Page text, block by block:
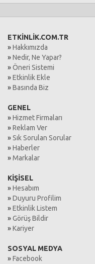
ETKİNLİK.COM.TR
»Hakkımızda
»Nedir, Ne Yapar?
»Öneri Sistemi
»Etkinlik Ekle
»Basında Biz
GENEL
»Hizmet Firmaları
»Reklam Ver
»Sık Sorulan Sorular
»Haberler
»Markalar
KİŞİSEL
»Hesabım
»Duyuru Profilim
»Etkinlik Listem
»Görüş Bildir
»Kariyer
SOSYAL MEDYA
»Facebook